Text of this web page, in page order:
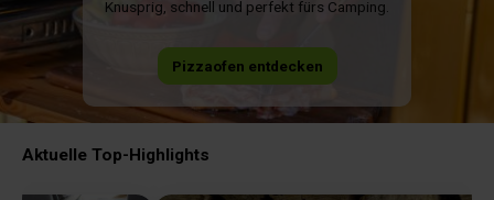
Knusprig, schnell und perfekt fürs Camping.
Pizzaofen entdecken
Aktuelle Top-Highlights